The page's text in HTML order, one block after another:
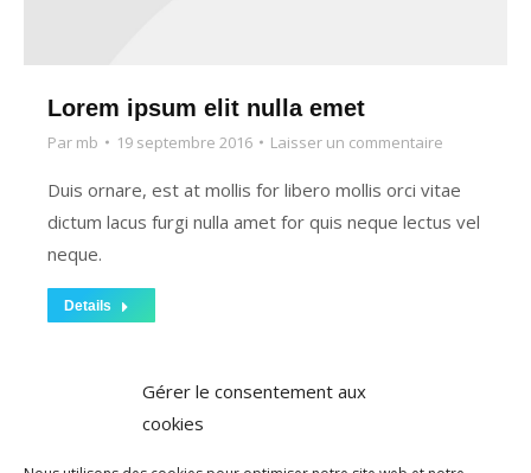
Gérer le consentement aux
cookies
Lorem ipsum elit nulla emet
Par mb 19 septembre 2016 Laisser un commentaire
Duis ornare, est at mollis for libero mollis orci vitae
dictum lacus furgi nulla amet for quis neque lectus vel
neque.
Details